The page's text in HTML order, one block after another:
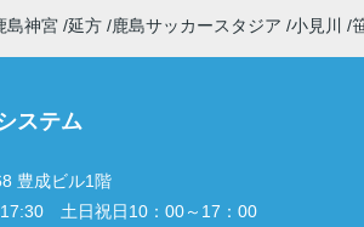
島神宮 延方 鹿島サッカースタジア 小見川
ステム
豊成ビル1階
土日祝日10：00～17：00